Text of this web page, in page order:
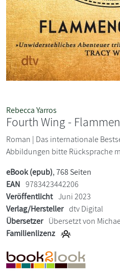
Rebecca Yarros
Fourth Wing -
Roman | Das internationale
Abbildungen bitte Rücksprache
eBook (epub), 768 Seiten
EAN 9783423442206
Veröffentlicht Juni 2023
Verlag/Hersteller dtv Digital
Übersetzer Übersetzt von
Familienlizenz